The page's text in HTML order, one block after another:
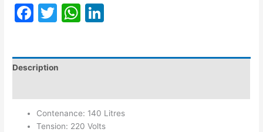
Facebook
TwitterWhatsApp
Description
Contenance: 140 Litres
Tension: 220 Volts